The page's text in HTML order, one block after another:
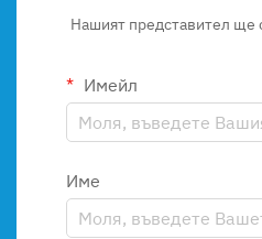
Нашият представител ще
Имейл
Име